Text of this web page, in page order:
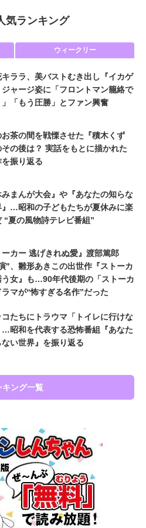
気ランキング
ウィークリー
キララ、美バストむき出し『イカゲ
ジャージ姿に「フロントマン籠絡で
」「もう圧勝」とファン興奮
お茶の間を戦慄させた『積木くず
その後は？ 実話をもとに描かれた
振り返る
みまんが大会』や『あなたの知らな
』…昭和の子どもたちが夏休みに楽
“夏の風物詩テレビ番組”
ーカー 逃げきれぬ愛』渡部篤郎
"、雛形あきこの出世作『ストーカ
う女』も…90年代後期の「ストーカ
ラマが“怖すぎる名作”だった
たちにトラウマ「トイレに行けな
昭和を代表する恐怖番組『あなた
い世界』を振り返る
キング一覧